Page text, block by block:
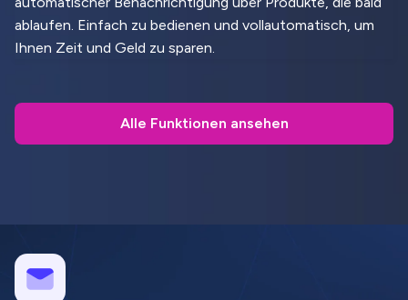
ablaufen. Einfach zu bedienen und vollautomatisch, um
Ihnen Zeit und Geld zu sparen.
Alle Funktionen ansehen